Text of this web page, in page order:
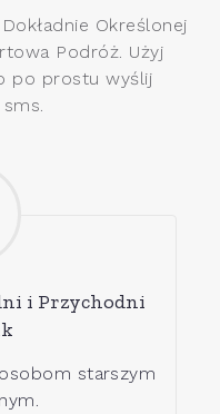
Określonej
Podróż. Użyj
po prostu wyślij
i Przychodni
starszym